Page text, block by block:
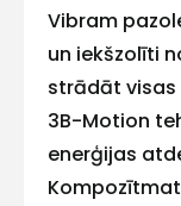
Vibram
un iekšzolīti
strādāt visas
3B-Motion
enerģijas